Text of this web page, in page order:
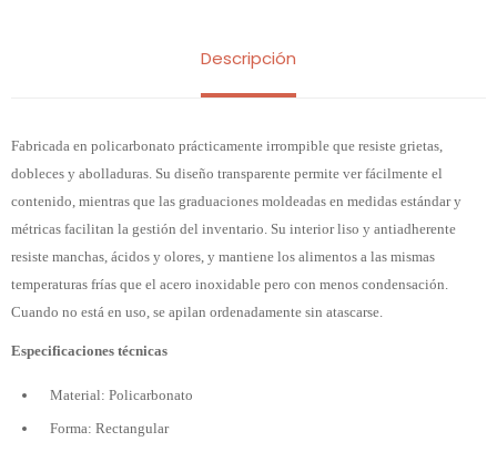
Descripción
Fabricada en policarbonato prácticamente irrompible que resiste grietas,
dobleces y abolladuras. Su diseño transparente permite ver fácilmente el
contenido, mientras que las graduaciones moldeadas en medidas estándar y
métricas facilitan la gestión del inventario. Su interior liso y antiadherente
resiste manchas, ácidos y olores, y mantiene los alimentos a las mismas
temperaturas frías que el acero inoxidable pero con menos condensación.
Cuando no está en uso, se apilan ordenadamente sin atascarse.
Especificaciones técnicas
Material: Policarbonato
Forma: Rectangular